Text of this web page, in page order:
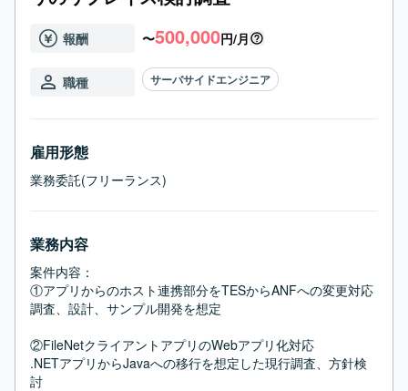
報酬 〜500,000円/月
職種 サーバサイドエンジニア
雇用形態
業務委託(フリーランス)
業務内容
案件内容：
①アプリからのホスト連携部分をTESからANFへの変更対応
調査、設計、サンプル開発を想定
②FileNetクライアントアプリのWebアプリ化対応
.NETアプリからJavaへの移行を想定した現行調査、方針検
討